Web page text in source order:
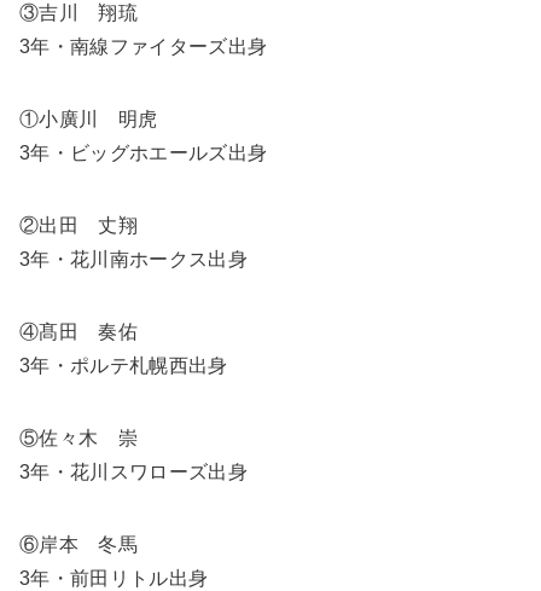
③吉川 翔琉
3年・南線ファイターズ出身
①小廣川 明虎
3年・ビッグホエールズ出身
②出田 丈翔
3年・花川南ホークス出身
④髙田 奏佑
3年・ポルテ札幌西出身
⑤佐々木 崇
3年・花川スワローズ出身
⑥岸本 冬馬
3年・前田リトル出身